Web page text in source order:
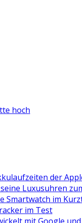
hoch
der
Luxusuhren
Smartwatch im
im Test